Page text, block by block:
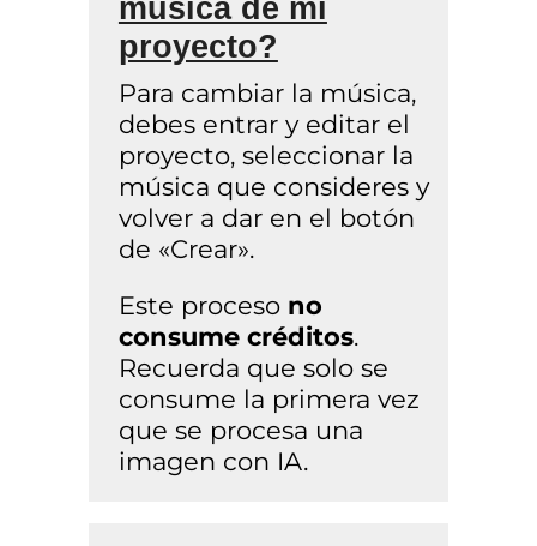
música de mi
proyecto?
Para cambiar la música,
debes entrar y editar el
proyecto, seleccionar la
música que consideres y
volver a dar en el botón
de «Crear».
Este proceso no
consume créditos.
Recuerda que solo se
consume la primera vez
que se procesa una
imagen con IA.